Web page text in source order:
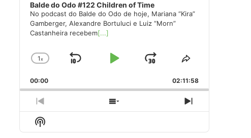
Balde do Odo #122 Children of Time
No podcast do Balde do Odo de hoje, Mariana “Kira”
Gamberger, Alexandre Bortuluci e Luiz “Morn”
Castanheira recebem[...]
Change
Rate
1x
Skip
Play
Jump
Forward
Share
Episode
00:00 02:11:58
Previous
Episode
Show
Next
Show
Podcast